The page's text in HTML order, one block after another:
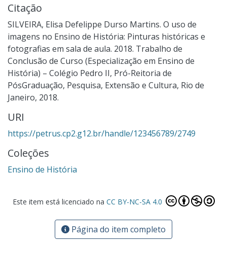
Citação
SILVEIRA, Elisa Defelippe Durso Martins. O uso de
imagens no Ensino de História: Pinturas históricas e
fotografias em sala de aula. 2018. Trabalho de
Conclusão de Curso (Especialização em Ensino de
História) – Colégio Pedro II, Pró-Reitoria de
PósGraduação, Pesquisa, Extensão e Cultura, Rio de
Janeiro, 2018.
URI
https://petrus.cp2.g12.br/handle/123456789/2749
Coleções
Ensino de História
Este item está licenciado na CC BY-NC-SA 4.0
Página do item completo